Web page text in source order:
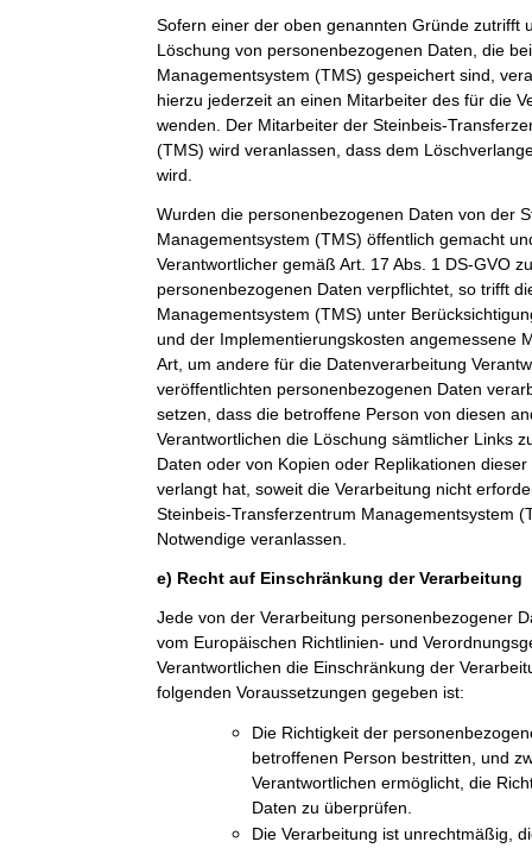
Sofern einer der oben genannten Gründe zutrifft
Löschung von personenbezogenen Daten, die
Managementsystem (TMS) gespeichert sind,
hierzu jederzeit an einen Mitarbeiter des für die
wenden. Der Mitarbeiter der Steinbeis-
(TMS) wird veranlassen, dass dem
wird.
Wurden die personenbezogenen Daten von der
Managementsystem (TMS) öffentlich gemacht
Verantwortlicher gemäß Art. 17 Abs. 1 DS-GVO
personenbezogenen Daten verpflichtet, so trifft
Managementsystem (TMS) unter
und der Implementierungskosten angemessene
Art, um andere für die Datenverarbeitung
veröffentlichten personenbezogenen Daten
setzen, dass die betroffene Person von diesen
Verantwortlichen die Löschung sämtlicher Links
Daten oder von Kopien oder Replikationen
verlangt hat, soweit die Verarbeitung nicht
Steinbeis-Transferzentrum Managementsystem
Notwendige veranlassen.
e) Recht auf Einschränkung der Verarbeitung
Jede von der Verarbeitung personenbezogener
vom Europäischen Richtlinien- und
Verantwortlichen die Einschränkung der
folgenden Voraussetzungen gegeben ist:
Die Richtigkeit der
betroffenen Person bestritten, und
Verantwortlichen ermöglicht, die
Daten zu überprüfen.
Die Verarbeitung ist unrechtmäßig,